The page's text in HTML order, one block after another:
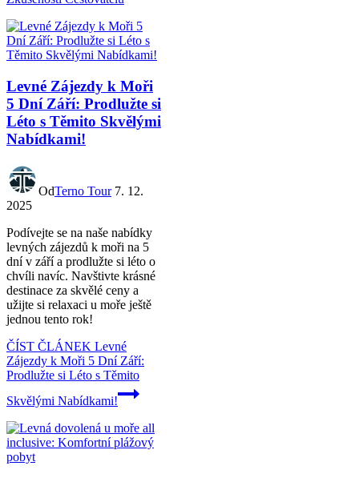
Levné Zájezdy k Moři
5 Dní Září: Prodlužte si
Léto s Těmito Skvělými
Nabídkami!
OdTerno Tour 7. 12.
2025
Podívejte se na naše nabídky
levných zájezdů k moři na 5
dní v září a prodlužte si léto o
chvíli navíc. Navštivte krásné
destinace za skvělé ceny a
užijte si relaxaci u moře ještě
jednou tento rok!
ČÍST ČLÁNEK Levné
Zájezdy k Moři 5 Dní Září:
Prodlužte si Léto s Těmito
Skvělými Nabídkami!